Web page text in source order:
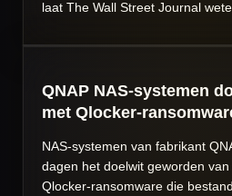
laat The Wall Street Journal
QNAP NAS-systemen
met Qlocker-
NAS-systemen van fabrikant
dagen het doelwit geworden
Qlocker-ransomware die